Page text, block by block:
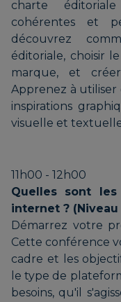
charte
cohérentes et
découvrez
éditoriale, choisir
marque, et
Apprenez à
inspirations
visuelle et
11h00 - 12h00
Quelles sont
internet ? (Niveau
Démarrez votre
Cette conférence
cadre et les
le type de
besoins, qu'il